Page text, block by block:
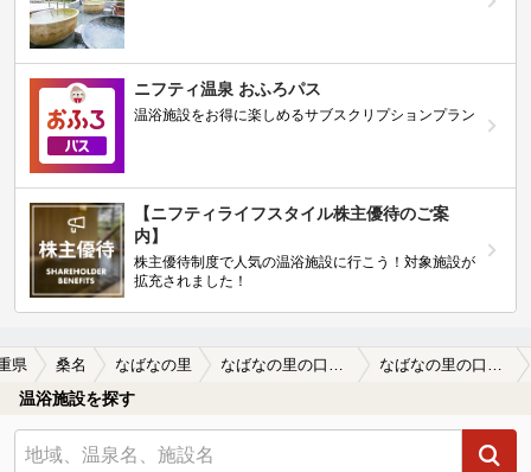
ニフティ温泉 おふろパス
温浴施設をお得に楽しめるサブスクリプションプラン
【ニフティライフスタイル株主優待のご案
内】
株主優待制度で人気の温浴施設に行こう！対象施設が
拡充されました！
県 桑名 なばなの里
温浴施設を探す